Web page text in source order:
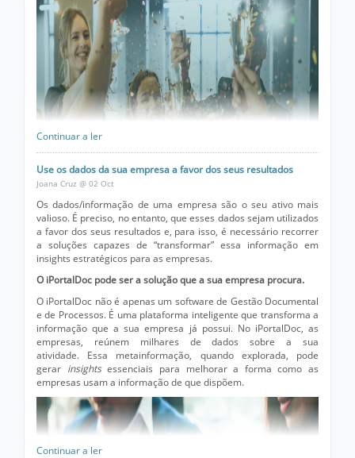
Continuar a ler
Use os dados da sua empresa a favor dos seus resultados
Joana Cruz @ 02 Oct
Os dados/informação de uma empresa são o seu ativo mais
valioso. É preciso, no entanto, que esses dados sejam utilizados
a favor dos seus resultados e, para isso, é necessário recorrer
a soluções capazes de “transformar” essa informação em
insights estratégicos para as empresas.
O iPortalDoc pode ser a solução que a sua empresa procura.
O iPortalDoc não é apenas um software de Gestão Documental
e de Processos. É uma plataforma inteligente que transforma a
informação que a sua empresa já possui. No iPortalDoc, as
empresas, reúnem milhares de dados sobre a sua
atividade. Essa metainformação, quando explorada, pode
gerar insightsessenciais para melhorar a forma como as
empresas usam a informação de que dispõem.
Continuar a ler